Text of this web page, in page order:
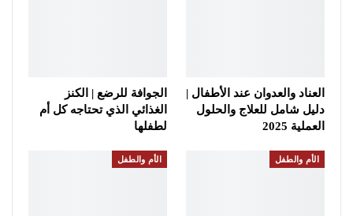
العناد والعدوان عند الأطفال |
دليل شامل للعلاج والحلول
العملية 2025
الجوافة للرضع | الكنز
الغذائي الذي تحتاجه كل أم
لطفلها
الأم والطفل الأم والطفل